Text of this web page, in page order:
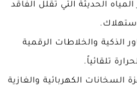
الحديثة التي تقلل الفاقد
الذكية والخلاطات الرقمية
تلقائياً.
السخانات الكهربائية والغازية